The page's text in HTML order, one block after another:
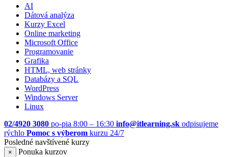
AI
Dátová analýza
Kurzy Excel
Online marketing
Microsoft Office
Programovanie
Grafika
HTML, web stránky
Databázy a SQL
WordPress
Windows Server
Linux
02/4920 3080 po-pia 8:00 – 16:30 info@itlearning.sk odpisujeme
rýchlo Pomoc s výberom kurzu 24/7
Posledné navštívené kurzy
×
Ponuka kurzov